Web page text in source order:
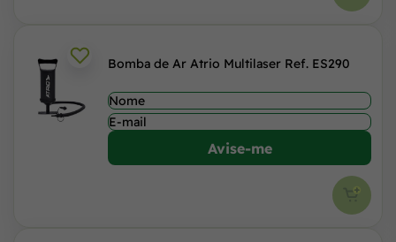
Bomba de Ar Atrio Multilaser Ref. ES290
Avise-me